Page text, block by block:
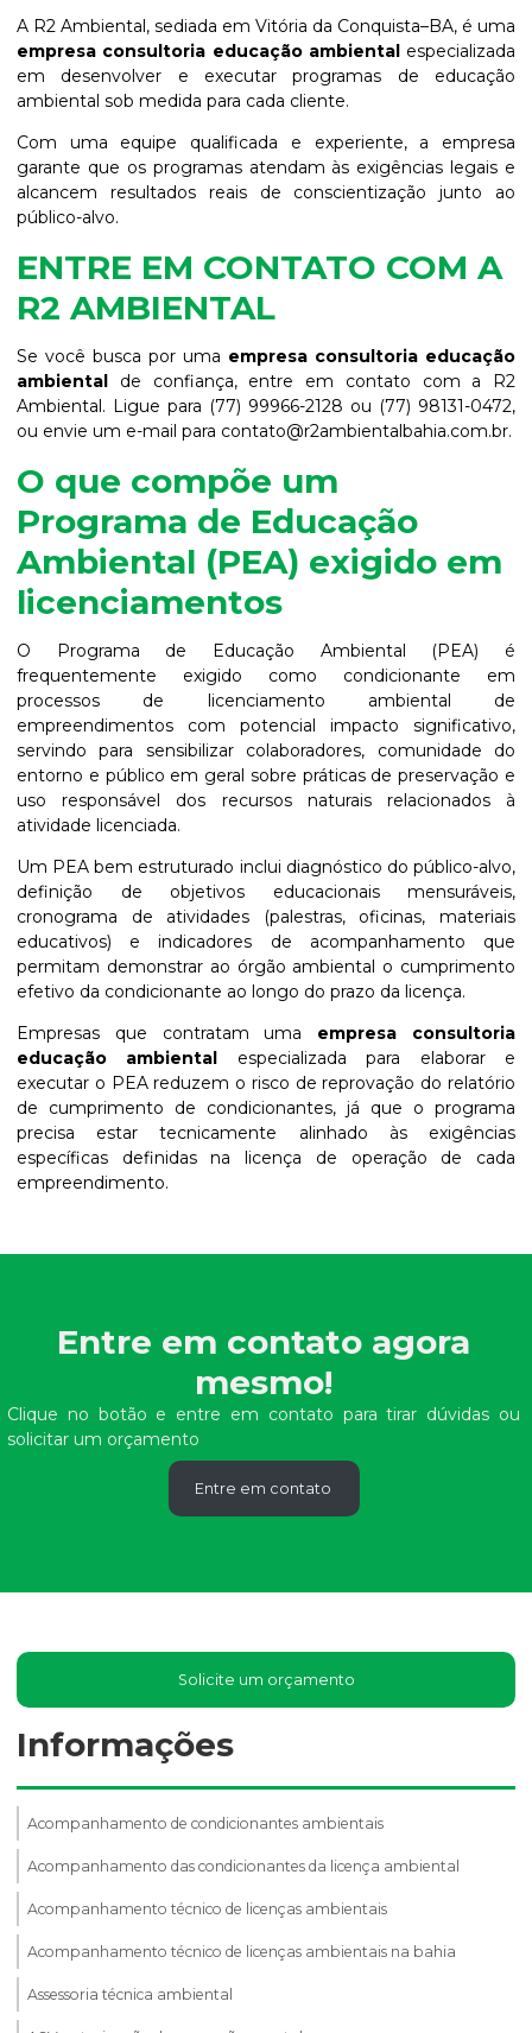
A R2 Ambiental, sediada em Vitória da Conquista–BA, é uma
empresa consultoria educação ambientalespecializada
em desenvolver e executar programas de educação
ambiental sob medida para cada cliente.
Com uma equipe qualificada e experiente, a empresa
garante que os programas atendam às exigências legais e
alcancem resultados reais de conscientização junto ao
público-alvo.
ENTRE EM CONTATO COM A
R2 AMBIENTAL
Se você busca por uma empresa consultoria educação
ambiental de confiança, entre em contato com a R2
Ambiental. Ligue para (77) 99966-2128 ou (77) 98131-0472,
ou envie um e-mail para contato@r2ambientalbahia.com.br.
O que compõe um
Programa de Educação
Ambiental (PEA) exigido em
licenciamentos
O Programa de Educação Ambiental (PEA) é
frequentemente exigido como condicionante em
processos de licenciamento ambiental de
empreendimentos com potencial impacto significativo,
servindo para sensibilizar colaboradores, comunidade do
entorno e público em geral sobre práticas de preservação e
uso responsável dos recursos naturais relacionados à
atividade licenciada.
Um PEA bem estruturado inclui diagnóstico do público-alvo,
definição de objetivos educacionais mensuráveis,
cronograma de atividades (palestras, oficinas, materiais
educativos) e indicadores de acompanhamento que
permitam demonstrar ao órgão ambiental o cumprimento
efetivo da condicionante ao longo do prazo da licença.
Empresas que contratam uma empresa consultoria
educação ambiental especializada para elaborar e
executar o PEA reduzem o risco de reprovação do relatório
de cumprimento de condicionantes, já que o programa
precisa estar tecnicamente alinhado às exigências
específicas definidas na licença de operação de cada
empreendimento.
Entre em contato agora
mesmo!
Clique no botão e entre em contato para tirar dúvidas ou
solicitar um orçamento
Entre em contato
Solicite um orçamento
Informações
Acompanhamento de condicionantes ambientais
Acompanhamento das condicionantes da licença ambiental
Acompanhamento técnico de licenças ambientais
Acompanhamento técnico de licenças ambientais na bahia
Assessoria técnica ambiental